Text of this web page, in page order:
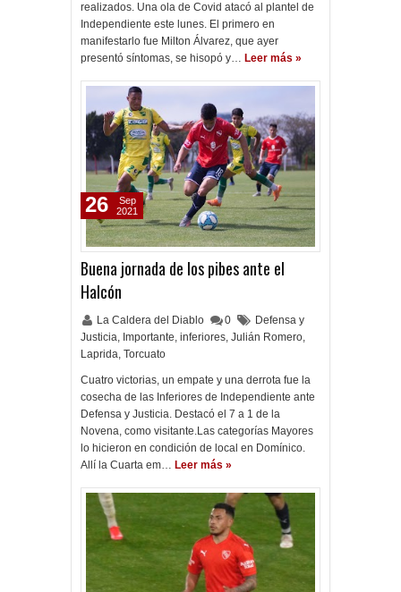
realizados. Una ola de Covid atacó al plantel de
Independiente este lunes. El primero en
manifestarlo fue Milton Álvarez, que ayer
presentó síntomas, se hisopó y… Leer más »
Buena jornada de los pibes ante el
Halcón
La Caldera del Diablo 0
Defensa y
Justicia, Importante, inferiores, Julián Romero,
Laprida, Torcuato
Cuatro victorias, un empate y una derrota fue la
cosecha de las Inferiores de Independiente ante
Defensa y Justicia. Destacó el 7 a 1 de la
Novena, como visitante.Las categorías Mayores
lo hicieron en condición de local en Domínico.
Allí la Cuarta em… Leer más »
26
Sep
2021